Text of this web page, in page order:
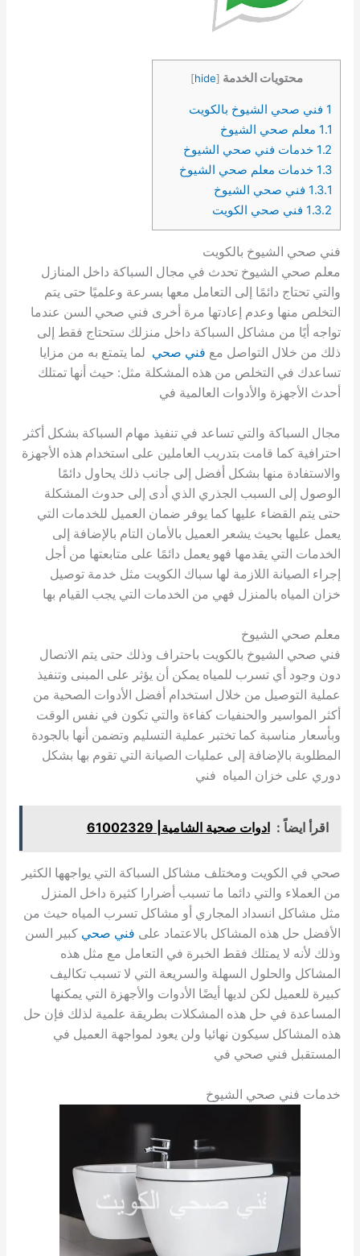
محتويات الخدمة [
hide
]
1فني صحي الشيوخ بالكويت
1.1معلم صحي الشيوخ
1.2خدمات فني صحي الشيوخ
1.3خدمات معلم صحي الشيوخ
1.3.1فني صحي الشيوخ
1.3.2فني صحي الكويت
فني صحي الشيوخ بالكويت
معلم صحي الشيوخ تحدث في مجال السباكة داخل المنازل
والتي تحتاج دائمًا إلى التعامل معها بسرعة وعلميًا حتى يتم
التخلص منها وعدم إعادتها مرة أخرى فني صحي السن عندما
تواجه أيًا من مشاكل السباكة داخل منزلك ستحتاج فقط إلى
ذلك من خلال التواصل مع فني صحي لما يتمتع به من مزايا
تساعدك في التخلص من هذه المشكلة مثل: حيث أنها تمتلك
أحدث الأجهزة والأدوات العالمية في
مجال السباكة والتي تساعد في تنفيذ مهام السباكة بشكل أكثر
احترافية كما قامت بتدريب العاملين على استخدام هذه الأجهزة
والاستفادة منها بشكل أفضل إلى جانب ذلك يحاول دائمًا
الوصول إلى السبب الجذري الذي أدى إلى حدوث المشكلة
حتى يتم القضاء عليها كما يوفر ضمان العميل للخدمات التي
يعمل عليها بحيث يشعر العميل بالأمان التام بالإضافة إلى
الخدمات التي يقدمها فهو يعمل دائمًا على متابعتها من أجل
إجراء الصيانة اللازمة لها سباك الكويت مثل خدمة توصيل
خزان المياه بالمنزل فهي من الخدمات التي يجب القيام بها
معلم صحي الشيوخ
فني صحي الشيوخ بالكويت باحتراف وذلك حتى يتم الاتصال
دون وجود أي تسرب للمياه يمكن أن يؤثر على المبنى وتنفيذ
عملية التوصيل من خلال استخدام أفضل الأدوات الصحية من
أكثر المواسير والحنفيات كفاءة والتي تكون في نفس الوقت
وبأسعار مناسبة كما تختبر عملية التسليم وتضمن أنها بالجودة
المطلوبة بالإضافة إلى عمليات الصيانة التي تقوم بها بشكل
دوري على خزان المياه فني
اقرأ ايضاً : ادوات صحية الشامية| 61002329
صحي في الكويت ومختلف مشاكل السباكة التي يواجهها الكثير
من العملاء والتي دائما ما تسبب أضرارا كثيرة داخل المنزل
مثل مشاكل انسداد المجاري أو مشاكل تسرب المياه حيث من
الأفضل حل هذه المشاكل بالاعتماد على فني صحي كبير السن
وذلك لأنه لا يمتلك فقط الخبرة في التعامل مع مثل هذه
المشاكل والحلول السهلة والسريعة التي لا تسبب تكاليف
كبيرة للعميل لكن لديها أيضًا الأدوات والأجهزة التي يمكنها
المساعدة في حل هذه المشكلات بطريقة علمية لذلك فإن حل
هذه المشاكل سيكون نهائيا ولن يعود لمواجهة العميل في
المستقبل فني صحي في
خدمات فني صحي الشيوخ